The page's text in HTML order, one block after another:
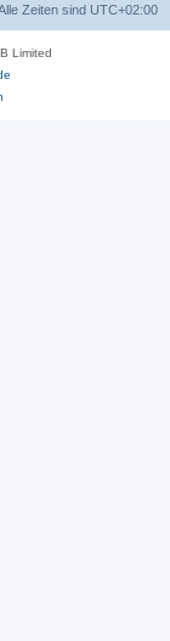
Zeiten sind UTC+02:00
Limited